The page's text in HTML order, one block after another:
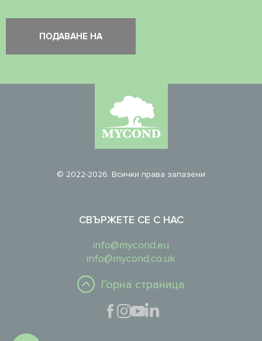
© 2022-2026. Всички права запазени
СВЪРЖЕТЕ СЕ С НАС
info@mycond.eu
info@mycond.co.uk
Горна страница